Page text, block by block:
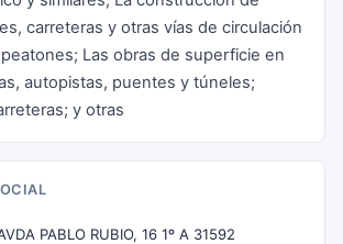
carreteras y otras vías de circulación
Las obras de superficie en
autopistas, puentes y túneles;
y otras
PABLO RUBIO, 16 1º A 31592